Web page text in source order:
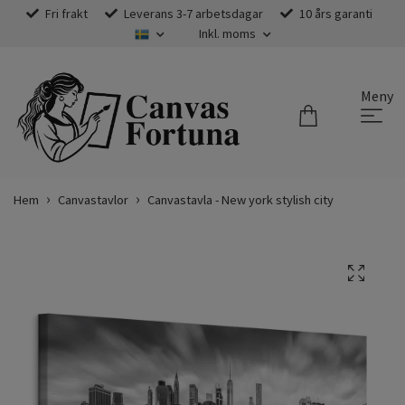
Fri frakt Leverans 3-7 arbetsdagar
10 års garanti
Inkl. moms
Meny
Hem Canvastavlor Canvastavla - New york stylish city